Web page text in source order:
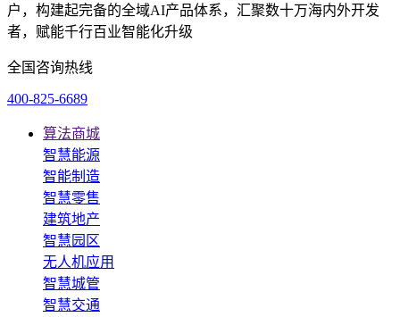
户，构建起完备的全域AI产品体系，汇聚数十万海内外开发
者，赋能千行百业智能化升级
全国咨询热线
400-825-6689
算法商城
智慧能源
智能制造
智慧零售
建筑地产
智慧园区
无人机应用
智慧城管
智慧交通